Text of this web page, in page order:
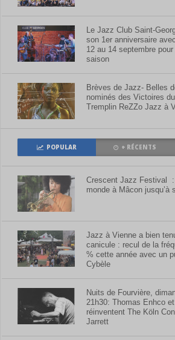
Le Jazz Club Saint-
son 1er anniversaire
12 au 14 septembre
saison
Brèves de Jazz- Belles
nominés des Victoires
Tremplin ReZZo Jazz à
POPULAR + RÉCENTS
Crescent Jazz Festival
monde à Mâcon jusqu’à
Jazz à Vienne a bien
canicule : recul de la
% cette année avec un
Cybèle
Nuits de Fourvière,
21h30: Thomas Enhco
réinventent The Köln
Jarrett